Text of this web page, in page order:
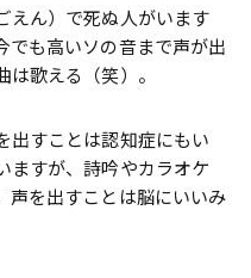
ん）で死ぬ人がいます
でも高いソの音まで声が出
歌える（笑）。
すことは認知症にもい
ますが、詩吟やカラオケ
声を出すことは脳にいいみ